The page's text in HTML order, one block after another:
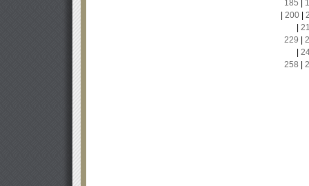
185
200|
229
258